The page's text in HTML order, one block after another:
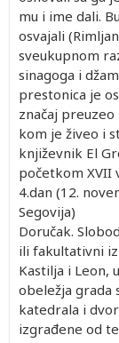
mu i ime dali.
osvajali
sveukupnom
sinagoga i
prestonica je
značaj
kom je živeo i
književnik El
početkom XVII
4.dan (12.
Segovija)
Doručak.
ili fakultativni
Kastilja i Leon,
obeležja grada
katedrala i
izgrađene od